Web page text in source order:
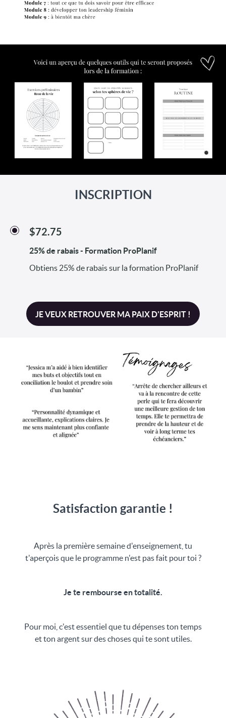
INSCRIPTION
$72.75
25% de rabais - Formation ProPlanif
Obtiens 25% de rabais sur la formation ProPlanif
JE VEUX RETROUVER MA PAIX D'ESPRIT !
Satisfaction garantie !
Après la première semaine d'enseignement, tu
t'aperçois que le programme n'est pas fait pour toi ?
Je te rembourse en totalité.
Pour moi, c'est essentiel que tu dépenses ton temps
et ton argent sur des choses qui te sont utiles.